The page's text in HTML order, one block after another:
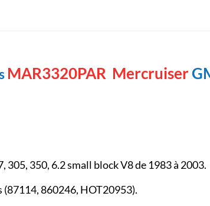
MAR3320PAR Mercruiser
350, 6.2 small block V8 de 1983 à 2003.
(87114, 860246, HOT20953).